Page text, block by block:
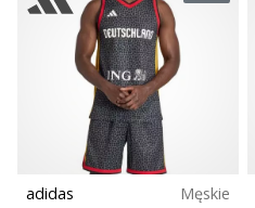
Typ biegu
Rodzaje butów
adidas
Męskie